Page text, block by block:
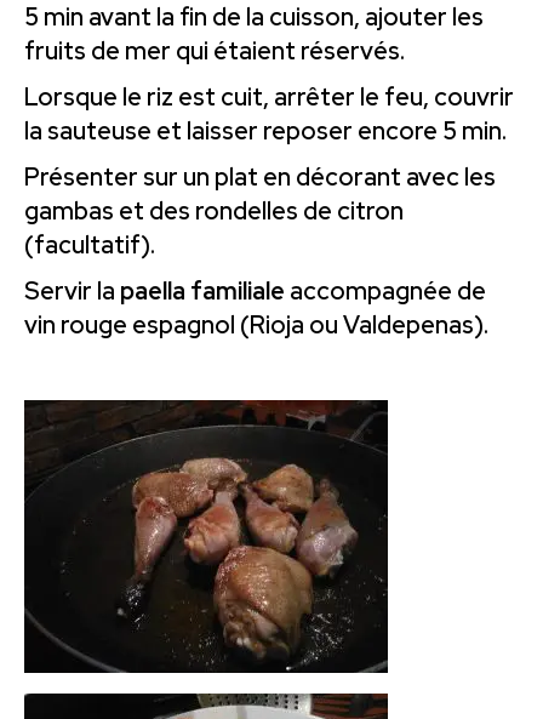
5 min avant la fin de la cuisson, ajouter les
fruits de mer qui étaient réservés.
Lorsque le riz est cuit, arrêter le feu, couvrir
la sauteuse et laisser reposer encore 5 min.
Présenter sur un plat en décorant avec les
gambas et des rondelles de citron
(facultatif).
Servir la paella familiale accompagnée de
vin rouge espagnol (Rioja ou Valdepenas).